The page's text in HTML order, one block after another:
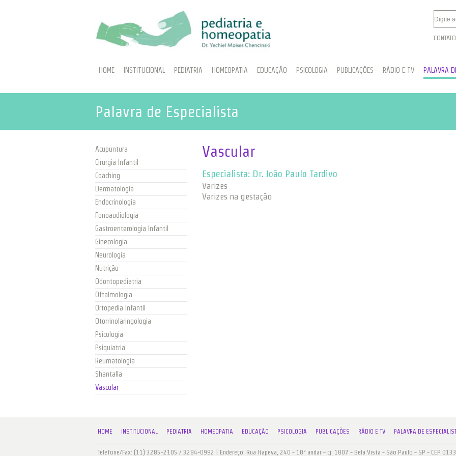
CONTATO
HOME INSTITUCIONAL PEDIATRIA HOMEOPATIA EDUCAÇÃO PSICOLOGIA PUBLICAÇÕES RÁDIO E TV PALAVRA
Palavra de Especialista
Acupuntura
Cirurgia Infantil
Coaching
Dermatologia
Endocrinologia
Fonoaudiologia
Gastroenterologia Infantil
Ginecologia
Neurologia
Nutrição
Odontopediatria
Oftalmologia
Ortopedia Infantil
Otorrinolaringologia
Psicologia
Psiquiatria
Reumatologia
Shantalla
Vascular
Vascular
Especialista: Dr. João Paulo Tardivo
Varizes
Varizes na gestação
HOME INSTITUCIONAL PEDIATRIA HOMEOPATIA EDUCAÇÃO PSICOLOGIA PUBLICAÇÕES RÁDIO E TV PALAVRA DE
Telefone/Fax: (11) 3285-2105 / 3284-0992 | Endereço: Rua Itapeva, 240 - 18º andar - cj. 1807 - Bela Vista - São Paulo - SP - CEP